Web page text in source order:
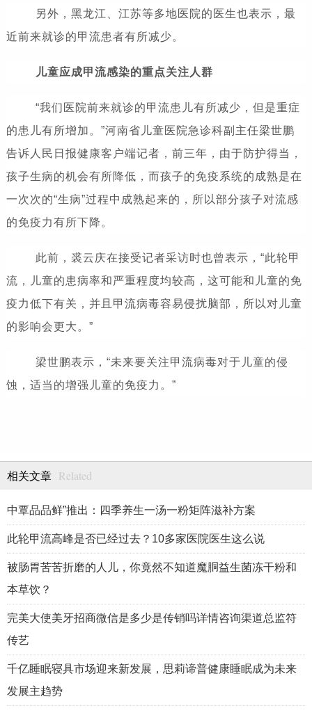
另外，黑龙江、江苏等多地医院的医生也表示，最
近前来就诊的甲流患者有所减少。
儿童应成甲流感染的重点关注人群
“我们医院前来就诊的甲流患儿有所减少，但是重症
的患儿有所增加。”河南省儿童医院急诊科副主任梁世鹏
告诉人民日报健康客户端记者，前三年，由于防护得当，
孩子生病的机会有所降低，而孩子的免疫系统的成熟是在
一次次的“生病”过程中成熟起来的，所以部分孩子对流感
的免疫力有所下降。
此前，裘云庆在接受记者采访时也曾表示，“此轮甲
流，儿童的患病率和严重程度均较高，这可能和儿童的免
疫力低下有关，并且甲流病毒容易侵扰脑部，所以对儿童
的影响会更大。”
梁世鹏表示，“未来要关注甲流病毒对于儿童的侵
蚀，适当的增强儿童的免疫力。”
相关文章 Related
中覃品品鲜”推出：四季养生一汤一粉矩阵滋补方案
此轮甲流高峰是否已经过去？10多家医院医生这么说
被肠胃苦苦折磨的人儿，你竟然不知道魔胴益生菌冻干粉和
本草饮？
完美大使美牙招商微信是多少是传销吗详情咨询渠道总监符
传艺
千亿睡眠寝具市场迎来新发展，思莉谛普健康睡眠成为未来
发展主趋势